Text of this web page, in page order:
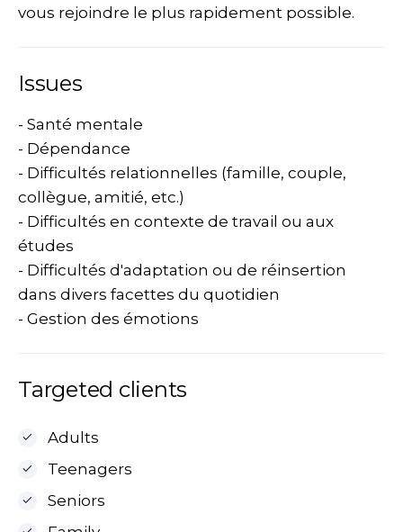
vous rejoindre le plus rapidement possible.
Issues
- Santé mentale
- Dépendance
- Difficultés relationnelles (famille, couple,
collègue, amitié, etc.)
- Difficultés en contexte de travail ou aux
études
- Difficultés d'adaptation ou de réinsertion
dans divers facettes du quotidien
- Gestion des émotions
Targeted clients
Adults
Teenagers
Seniors